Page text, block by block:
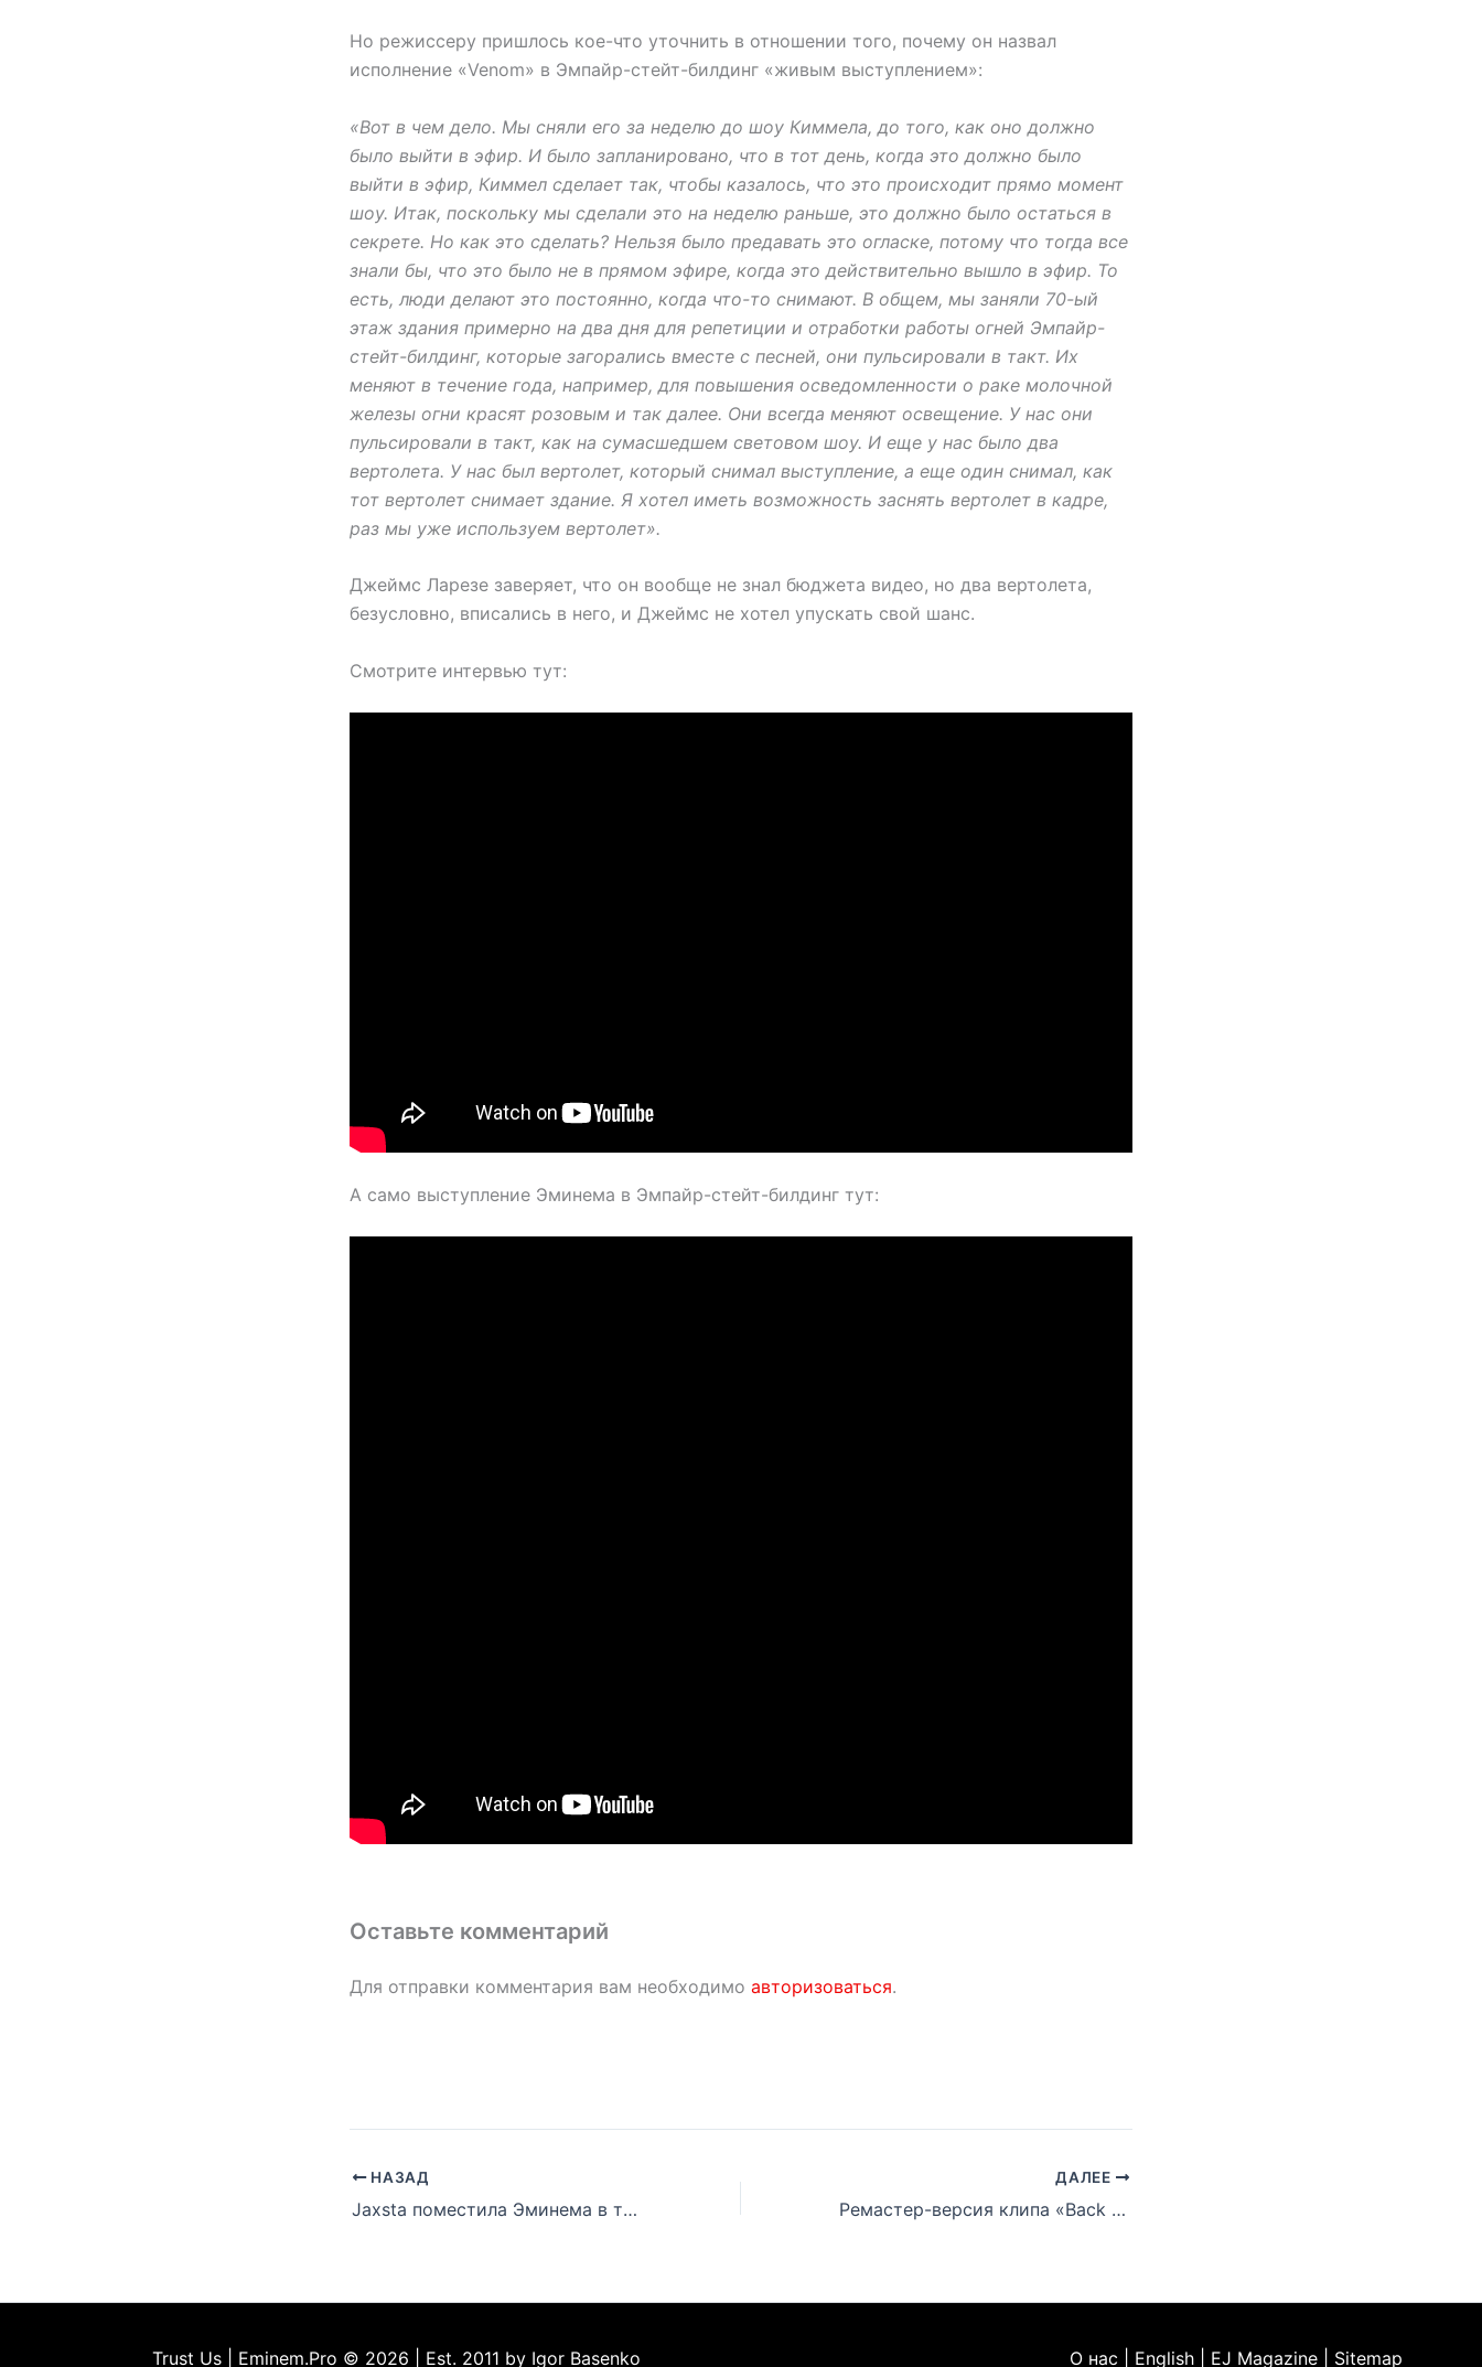
Но режиссеру пришлось кое-что уточнить в отношении того, почему он назвал
исполнение «Venom» в Эмпайр-стейт-билдинг «живым выступлением»:
«Вот в чем дело. Мы сняли его за неделю до шоу Киммела, до того, как оно должно
было выйти в эфир. И было запланировано, что в тот день, когда это должно было
выйти в эфир, Киммел сделает так, чтобы казалось, что это происходит прямо момент
шоу. Итак, поскольку мы сделали это на неделю раньше, это должно было остаться в
секрете. Но как это сделать? Нельзя было предавать это огласке, потому что тогда все
знали бы, что это было не в прямом эфире, когда это действительно вышло в эфир. То
есть, люди делают это постоянно, когда что-то снимают. В общем, мы заняли 70-ый
этаж здания примерно на два дня для репетиции и отработки работы огней Эмпайр-
стейт-билдинг, которые загорались вместе с песней, они пульсировали в такт. Их
меняют в течение года, например, для повышения осведомленности о раке молочной
железы огни красят розовым и так далее. Они всегда меняют освещение. У нас они
пульсировали в такт, как на сумасшедшем световом шоу. И еще у нас было два
вертолета. У нас был вертолет, который снимал выступление, а еще один снимал, как
тот вертолет снимает здание. Я хотел иметь возможность заснять вертолет в кадре,
раз мы уже используем вертолет».
Джеймс Ларезе заверяет, что он вообще не знал бюджета видео, но два вертолета,
безусловно, вписались в него, и Джеймс не хотел упускать свой шанс.
Смотрите интервью тут:
А само выступление Эминема в Эмпайр-стейт-билдинг тут:
Оставьте комментарий
Для отправки комментария вам необходимо авторизоваться.
НАЗАД
Jaxsta поместила Эминема в топ-100 продюсеров 2022 года
ДАЛЕЕ
Ремастер-версия клипа «Back Down» появилась на YouTube-канале 50 Cent
Trust Us | Eminem.Pro © 2026 | Est. 2011 by Igor Basenko О нас | English | EJ Magazine | Sitemap